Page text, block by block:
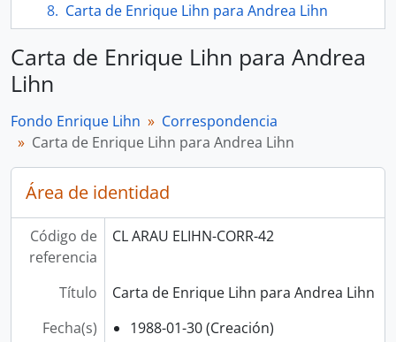
Carta de Enrique Lihn para Andrea Lihn
Carta de Enrique Lihn para Andrea
Lihn
Fondo Enrique Lihn
Correspondencia
Carta de Enrique Lihn para Andrea Lihn
Área de identidad
Código de
referencia
CL ARAU ELIHN-CORR-42
Título
Carta de Enrique Lihn para Andrea Lihn
Fecha(s)
1988-01-30 (Creación)